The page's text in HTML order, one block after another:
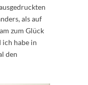
als auf
zum Glück
ich habe in
den